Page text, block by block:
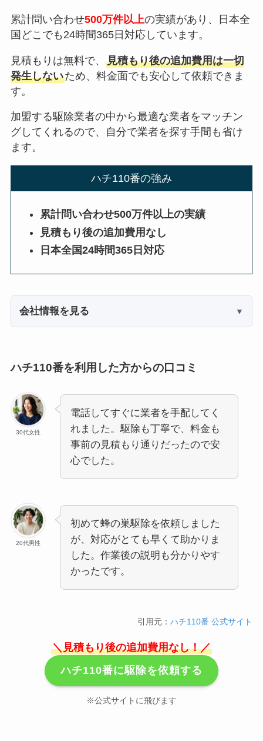
累計問い合わせ500万件以上の実績があり、日本全
国どこでも24時間365日対応しています。
見積もりは無料で、 見積もり後の追加費用は一切
発生しないため、料金面でも安心して依頼できま
す。
加盟する駆除業者の中から最適な業者をマッチン
グしてくれるので、自分で業者を探す手間も省け
ます。
ハチ110番の強み
累計問い合わせ500万件以上の実績
見積もり後の追加費用なし
日本全国24時間365日対応
会社情報を見る
ハチ110番を利用した方からの口コミ
30代女性
電話してすぐに業者を手配してく
れました。駆除も丁寧で、料金も
事前の見積もり通りだったので安
心でした。
20代男性
初めて蜂の巣駆除を依頼しました
が、対応がとても早くて助かりま
した。作業後の説明も分かりやす
かったです。
引用元：ハチ110番 公式サイト
＼見積もり後の追加費用なし！／
ハチ110番に駆除を依頼する
※公式サイトに飛びます